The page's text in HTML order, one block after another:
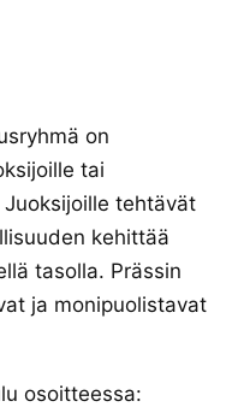
on
tai
tehtävät
kehittää
tasolla. Prässin
ja monipuolistavat
osoitteessa: